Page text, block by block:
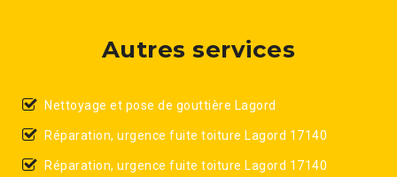
Autres services
Nettoyage et pose de gouttière Lagord
Réparation, urgence fuite toiture Lagord 17140
Réparation, urgence fuite toiture Lagord 17140